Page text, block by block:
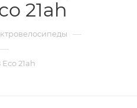
21ah
—
—
21ah